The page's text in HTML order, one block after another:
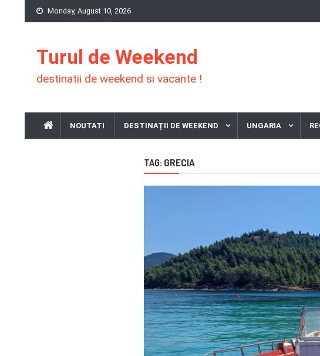
Skip
to
Monday, August 10, 2026
Turul de Weekend
destinatii de weekend si vacante !
NOUTATI DESTINAȚII DE WEEKEND UNGARIA
TAG: GRECIA